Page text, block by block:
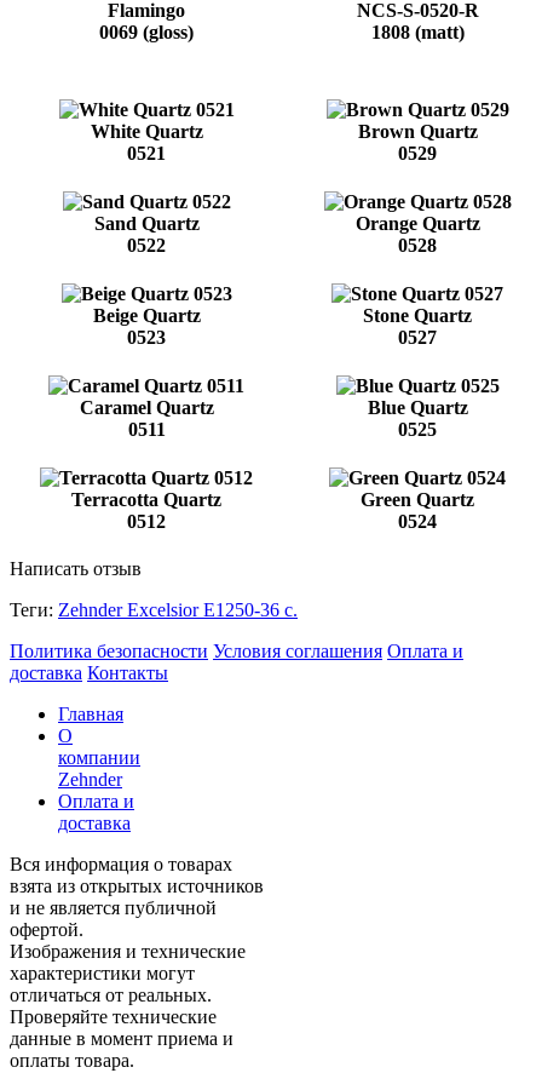
Flamingo
0069 (gloss)
NCS-S-0520-R
1808 (matt)
White Quartz
0521
Brown Quartz
0529
Sand Quartz
0522
Orange Quartz
0528
Beige Quartz
0523
Stone Quartz
0527
Caramel Quartz
0511
Blue Quartz
0525
Terracotta Quartz
0512
Green Quartz
0524
Написать отзыв
Теги: Zehnder Excelsior E1250-36 с.
Политика безопасности Условия соглашения Оплата и
доставка Контакты
Главная
О
компании
Zehnder
Оплата и
доставка
Вся информация о товарах
взята из открытых источников
и не является публичной
офертой.
Изображения и технические
характеристики могут
отличаться от реальных.
Проверяйте технические
данные в момент приема и
оплаты товара.